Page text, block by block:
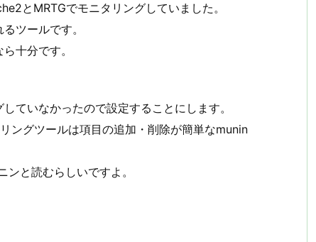
とMRTGでモニタリングしていました。
ツールです。
十分です。
ていなかったので設定することにします。
ングツールは項目の追加・削除が簡単なmunin
と読むらしいですよ。